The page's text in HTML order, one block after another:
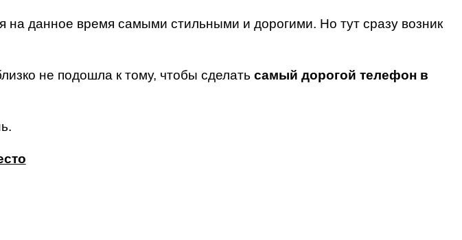
на данное время самыми стильными и дорогими. Но тут сразу возник
не подошла к тому, чтобы сделать самый дорогой телефон в